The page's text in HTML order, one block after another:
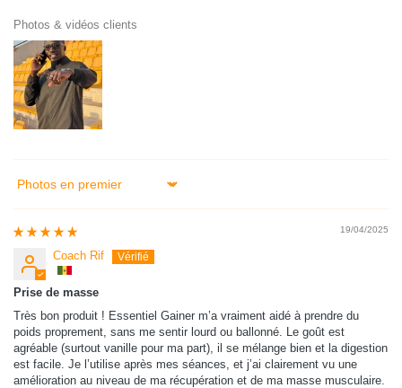
Photos & vidéos clients
Sort by
19/04/2025
Coach Rif
Prise de masse
Très bon produit ! Essentiel Gainer m’a vraiment aidé à prendre du
poids proprement, sans me sentir lourd ou ballonné. Le goût est
agréable (surtout vanille pour ma part), il se mélange bien et la digestion
est facile. Je l’utilise après mes séances, et j’ai clairement vu une
amélioration au niveau de ma récupération et de ma masse musculaire.